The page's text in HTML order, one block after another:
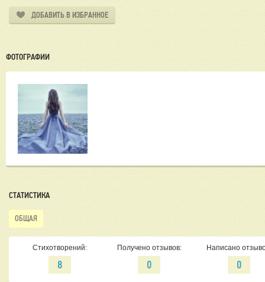
ДОБАВИТЬ В ИЗБРАННОЕ
ФОТОГРАФИИ
СТАТИСТИКА
ОБЩАЯ
Стихотворений:
8
Получено отзывов:
0
Написано
0